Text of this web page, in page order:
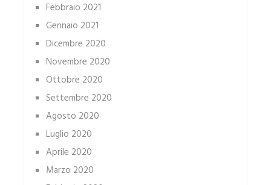
Febbraio 2021
Gennaio 2021
Dicembre 2020
Novembre 2020
Ottobre 2020
Settembre 2020
Agosto 2020
Luglio 2020
Aprile 2020
Marzo 2020